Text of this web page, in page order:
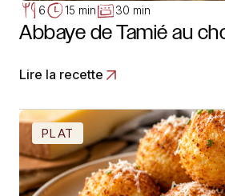
6 15 min 30 min
Abbaye de Tamié au
Lire la recette
PLAT